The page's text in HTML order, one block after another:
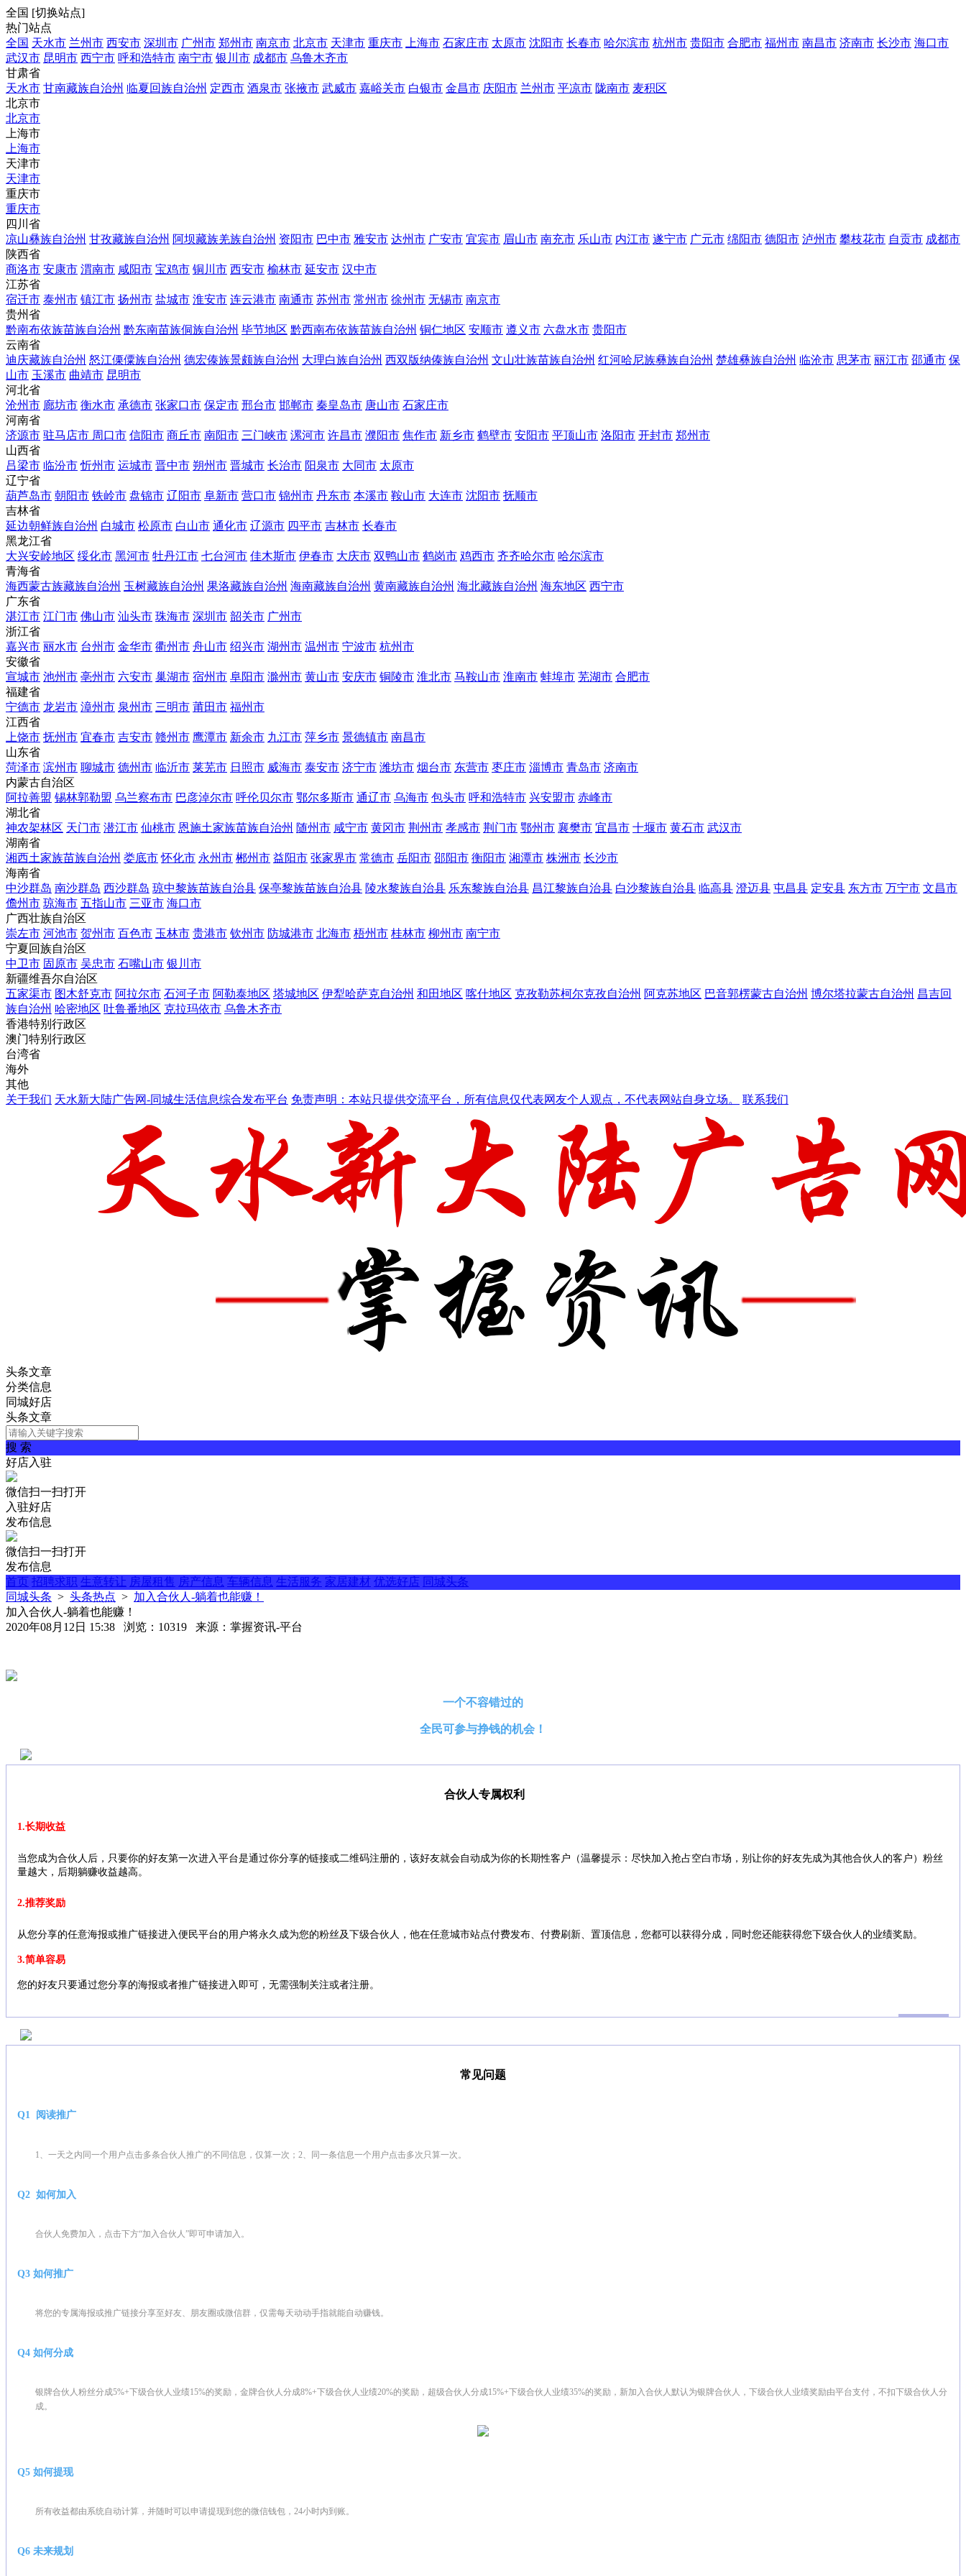
全国 [切换站点]
热门站点
全国 天水市 兰州市 西安市 深圳市 广州市 郑州市 南京市 北京市 天津市 重庆市 上海市 石家庄市 太原市 沈阳市 长春市 哈尔滨市 杭州市 贵阳市 合肥市 福州市 南昌市 济南市 长沙市 海口市
武汉市 昆明市 西宁市 呼和浩特市 南宁市 银川市 成都市 乌鲁木齐市
甘肃省
天水市 甘南藏族自治州 临夏回族自治州 定西市 酒泉市 张掖市 武威市 嘉峪关市 白银市 金昌市 庆阳市 兰州市 平凉市 陇南市 麦积区
北京市
北京市
上海市
上海市
天津市
天津市
重庆市
重庆市
四川省
凉山彝族自治州 甘孜藏族自治州 阿坝藏族羌族自治州 资阳市 巴中市 雅安市 达州市 广安市 宜宾市 眉山市 南充市 乐山市 内江市 遂宁市 广元市 绵阳市 德阳市 泸州市 攀枝花市 自贡市 成都市
陕西省
商洛市 安康市 渭南市 咸阳市 宝鸡市 铜川市 西安市 榆林市 延安市 汉中市
江苏省
宿迁市 泰州市 镇江市 扬州市 盐城市 淮安市 连云港市 南通市 苏州市 常州市 徐州市 无锡市 南京市
贵州省
黔南布依族苗族自治州 黔东南苗族侗族自治州 毕节地区 黔西南布依族苗族自治州 铜仁地区 安顺市 遵义市 六盘水市 贵阳市
云南省
迪庆藏族自治州 怒江傈僳族自治州 德宏傣族景颇族自治州 大理白族自治州 西双版纳傣族自治州 文山壮族苗族自治州 红河哈尼族彝族自治州 楚雄彝族自治州 临沧市 思茅市 丽江市 邵通市 保
山市 玉溪市 曲靖市 昆明市
河北省
沧州市 廊坊市 衡水市 承德市 张家口市 保定市 邢台市 邯郸市 秦皇岛市 唐山市 石家庄市
河南省
济源市 驻马店市 周口市 信阳市 商丘市 南阳市 三门峡市 漯河市 许昌市 濮阳市 焦作市 新乡市 鹤壁市 安阳市 平顶山市 洛阳市 开封市 郑州市
山西省
吕梁市 临汾市 忻州市 运城市 晋中市 朔州市 晋城市 长治市 阳泉市 大同市 太原市
辽宁省
葫芦岛市 朝阳市 铁岭市 盘锦市 辽阳市 阜新市 营口市 锦州市 丹东市 本溪市 鞍山市 大连市 沈阳市 抚顺市
吉林省
延边朝鲜族自治州 白城市 松原市 白山市 通化市 辽源市 四平市 吉林市 长春市
黑龙江省
大兴安岭地区 绥化市 黑河市 牡丹江市 七台河市 佳木斯市 伊春市 大庆市 双鸭山市 鹤岗市 鸡西市 齐齐哈尔市 哈尔滨市
青海省
海西蒙古族藏族自治州 玉树藏族自治州 果洛藏族自治州 海南藏族自治州 黄南藏族自治州 海北藏族自治州 海东地区 西宁市
广东省
湛江市 江门市 佛山市 汕头市 珠海市 深圳市 韶关市 广州市
浙江省
嘉兴市 丽水市 台州市 金华市 衢州市 舟山市 绍兴市 湖州市 温州市 宁波市 杭州市
安徽省
宣城市 池州市 亳州市 六安市 巢湖市 宿州市 阜阳市 滁州市 黄山市 安庆市 铜陵市 淮北市 马鞍山市 淮南市 蚌埠市 芜湖市 合肥市
福建省
宁德市 龙岩市 漳州市 泉州市 三明市 莆田市 福州市
江西省
上饶市 抚州市 宜春市 吉安市 赣州市 鹰潭市 新余市 九江市 萍乡市 景德镇市 南昌市
山东省
菏泽市 滨州市 聊城市 德州市 临沂市 莱芜市 日照市 威海市 泰安市 济宁市 潍坊市 烟台市 东营市 枣庄市 淄博市 青岛市 济南市
内蒙古自治区
阿拉善盟 锡林郭勒盟 乌兰察布市 巴彦淖尔市 呼伦贝尔市 鄂尔多斯市 通辽市 乌海市 包头市 呼和浩特市 兴安盟市 赤峰市
湖北省
神农架林区 天门市 潜江市 仙桃市 恩施土家族苗族自治州 随州市 咸宁市 黄冈市 荆州市 孝感市 荆门市 鄂州市 襄樊市 宜昌市 十堰市 黄石市 武汉市
湖南省
湘西土家族苗族自治州 娄底市 怀化市 永州市 郴州市 益阳市 张家界市 常德市 岳阳市 邵阳市 衡阳市 湘潭市 株洲市 长沙市
海南省
中沙群岛 南沙群岛 西沙群岛 琼中黎族苗族自治县 保亭黎族苗族自治县 陵水黎族自治县 乐东黎族自治县 昌江黎族自治县 白沙黎族自治县 临高县 澄迈县 屯昌县 定安县 东方市 万宁市 文昌市
儋州市 琼海市 五指山市 三亚市 海口市
广西壮族自治区
崇左市 河池市 贺州市 百色市 玉林市 贵港市 钦州市 防城港市 北海市 梧州市 桂林市 柳州市 南宁市
宁夏回族自治区
中卫市 固原市 吴忠市 石嘴山市 银川市
新疆维吾尔自治区
五家渠市 图木舒克市 阿拉尔市 石河子市 阿勒泰地区 塔城地区 伊犁哈萨克自治州 和田地区 喀什地区 克孜勒苏柯尔克孜自治州 阿克苏地区 巴音郭楞蒙古自治州 博尔塔拉蒙古自治州 昌吉回
族自治州 哈密地区 吐鲁番地区 克拉玛依市 乌鲁木齐市
香港特别行政区
澳门特别行政区
台湾省
海外
其他
关于我们 天水新大陆广告网-同城生活信息综合发布平台 免责声明：本站只提供交流平台，所有信息仅代表网友个人观点，不代表网站自身立场。 联系我们
头条文章
分类信息
同城好店
头条文章
搜 索
好店入驻
微信扫一扫打开
入驻好店
发布信息
微信扫一扫打开
发布信息
首页 招聘求职 生意转让 房屋租售 房产信息 车辆信息 生活服务 家居建材 优选好店 同城头条
同城头条 > 头条热点 > 加入合伙人-躺着也能赚！
加入合伙人-躺着也能赚！
2020年08月12日 15:38 浏览：10319 来源：掌握资讯-平台
一个不容错过的
全民可参与挣钱的机会！
合伙人专属权利
1.长期收益
当您成为合伙人后，只要你的好友第一次进入平台是通过你分享的链接或二维码注册的，该好友就会自动成为你的长期性客户（温馨提示：尽快加入抢占空白市场，别让你的好友先成为其他合伙人的客户）粉丝
量越大，后期躺赚收益越高。
2.推荐奖励
从您分享的任意海报或推广链接进入便民平台的用户将永久成为您的粉丝及下级合伙人，他在任意城市站点付费发布、付费刷新、置顶信息，您都可以获得分成，同时您还能获得您下级合伙人的业绩奖励。
3.简单容易
您的好友只要通过您分享的海报或者推广链接进入即可，无需强制关注或者注册。
常见问题
Q1 阅读推广
1、一天之内同一个用户点击多条合伙人推广的不同信息，仅算一次；2、同一条信息一个用户点击多次只算一次。
Q2 如何加入
合伙人免费加入，点击下方“加入合伙人”即可申请加入。
Q3 如何推广
将您的专属海报或推广链接分享至好友、朋友圈或微信群，仅需每天动动手指就能自动赚钱。
Q4 如何分成
银牌合伙人粉丝分成5%+下级合伙人业绩15%的奖励，金牌合伙人分成8%+下级合伙人业绩20%的奖励，超级合伙人分成15%+下级合伙人业绩35%的奖励，新加入合伙人默认为银牌合伙人，下级合伙人业绩奖励由平台支付，不扣下级合伙人分
成。
Q5 如何提现
所有收益都由系统自动计算，并随时可以申请提现到您的微信钱包，24小时内到账。
Q6 未来规划